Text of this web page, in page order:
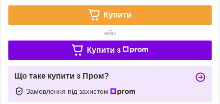
Купити
або
Купити з
Що таке купити з Пром?
Замовлення під захистом